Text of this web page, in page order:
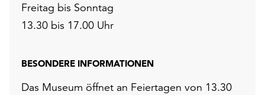
Freitag bis Sonntag
13.30 bis 17.00 Uhr
BESONDERE INFORMATIONEN
Das Museum öffnet an Feiertagen von 13.30